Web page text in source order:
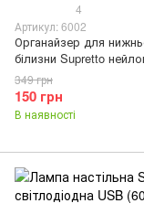
4
Артикул: 6002
Органайзер для
білизни Supretto
набір 3 шт (6002)
150 грн
349 грн
В наявності